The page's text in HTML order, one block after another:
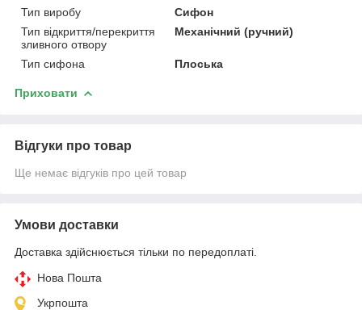
Тип виробу
Сифон
Тип відкриття/перекриття
зливного отвору
Механічний (ручний)
Тип сифона Плоська
Приховати
Відгуки про товар
Ще немає відгуків про цей товар
Умови доставки
Доставка здійснюється тільки по передоплаті.
Нова Пошта
Укрпошта